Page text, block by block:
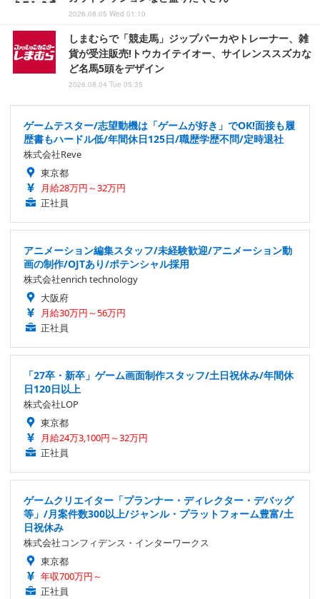
2026.08.05 Wed 01:10
しまむらで「競走馬」ジップパーカやトレーナー、雑
貨が受注販売!トウカイテイオー、サイレンススズカな
ど名馬5頭をデザイン
2026.08.04 Tue 05:35
ゲームテスター/志望動機は「ゲームが好き」でOK!面接も履
歴書もハードル低/年間休日125日/職歴学歴不問/定時退社
株式会社Reve
東京都
月給28万円～32万円
正社員
アニメーション編集スタッフ/未経験歓迎/アニメーション動
画の制作/OJTあり/ポテンシャル採用
株式会社enrich technology
大阪府
月給30万円～56万円
正社員
「27卒・新卒」ゲーム画面制作スタッフ/土日祝休み/年間休
日120日以上
株式会社LOP
東京都
月給24万3,100円～32万円
正社員
ゲームクリエイター「プランナー・ディレクター・デバッグ
等」/月案件数300以上/ジャンル・プラットフォーム豊富/土
日祝休み
株式会社コンフィデンス・インターワークス
東京都
年収700万円～
正社員